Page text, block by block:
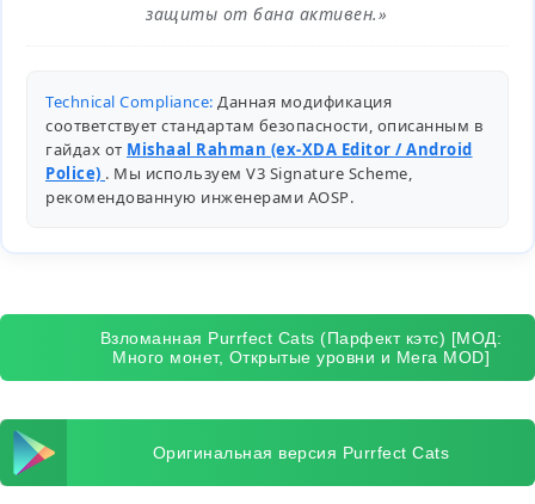
защиты от бана активен.»
Technical Compliance: Данная модификация
соответствует стандартам безопасности, описанным в
гайдах от Mishaal Rahman (ex-XDA Editor / Android
Police) . Мы используем V3 Signature Scheme,
рекомендованную инженерами AOSP.
Взломанная Purrfect Cats (Парфект кэтс) [МОД:
Много монет, Открытые уровни и Мега MOD]
Оригинальная версия Purrfect Cats